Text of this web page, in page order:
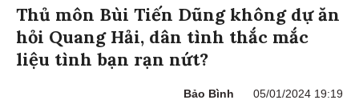
Thủ môn Bùi Tiến Dũng không dự ăn
hỏi Quang Hải, dân tình thắc mắc
liệu tình bạn rạn nứt?
Bảo Bình 05/01/2024 19:19